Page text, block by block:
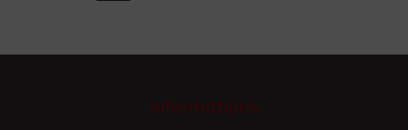
Informations